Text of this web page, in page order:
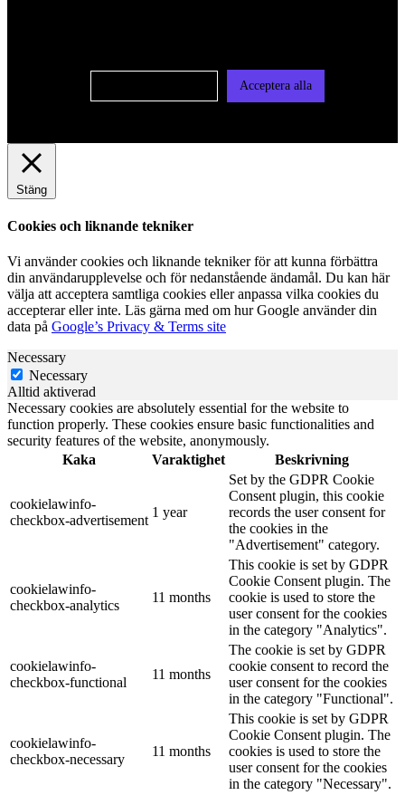
Acceptera alla
Stäng
Cookies och liknande tekniker
Vi använder cookies och liknande tekniker för att kunna förbättra
din användarupplevelse och för nedanstående ändamål. Du kan här
välja att acceptera samtliga cookies eller anpassa vilka cookies du
accepterar eller inte. Läs gärna med om hur Google använder din
data på Google’s Privacy & Terms site
Necessary
Necessary
Alltid aktiverad
Necessary cookies are absolutely essential for the website to
function properly. These cookies ensure basic functionalities and
security features of the website, anonymously.
Kaka
Varaktighet Beskrivning
cookielawinfo-
checkbox-advertisement
1 year
Set by the GDPR Cookie
Consent plugin, this cookie
records the user consent for
the cookies in the
"Advertisement" category.
cookielawinfo-
checkbox-analytics
11 months
This cookie is set by GDPR
Cookie Consent plugin. The
cookie is used to store the
user consent for the cookies
in the category "Analytics".
cookielawinfo-
checkbox-functional
11 months
The cookie is set by GDPR
cookie consent to record the
user consent for the cookies
in the category "Functional".
cookielawinfo-
checkbox-necessary
11 months
This cookie is set by GDPR
Cookie Consent plugin. The
cookies is used to store the
user consent for the cookies
in the category "Necessary".